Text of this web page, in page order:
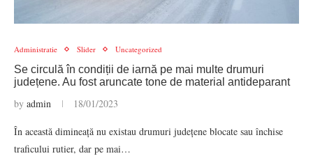
Administratie Slider Uncategorized
Se circulă în condiții de iarnă pe mai multe drumuri
județene. Au fost aruncate tone de material antideparant
by admin 18/01/2023
În această dimineață nu existau drumuri județene blocate sau închise
traficului rutier, dar pe mai…